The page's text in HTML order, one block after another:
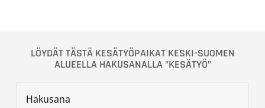
LÖYDÄT TÄSTÄ KESÄTYÖPAIKAT KESKI-SUOMEN
ALUEELLA HAKUSANALLA "KESÄTYÖ"
Hakusana